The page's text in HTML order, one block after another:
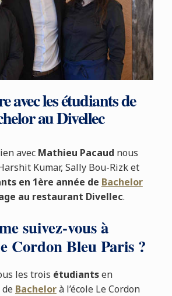
avec les étudiants de
au Divellec
avec Mathieu Pacaud nous
Kumar, Sally Bou-Rizk et
en 1ère année de Bachelor
au restaurant Divellec.
suivez-vous à
Cordon Bleu Paris ?
les trois étudiantsen
Bachelorà l’école Le Cordon